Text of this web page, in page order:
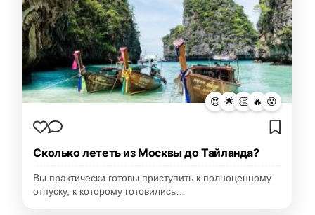
😍 🌟 👏 🔥 😮
Сколько лететь из Москвы до Тайланда?
Вы практически готовы приступить к полноценному
отпуску, к которому готовились…